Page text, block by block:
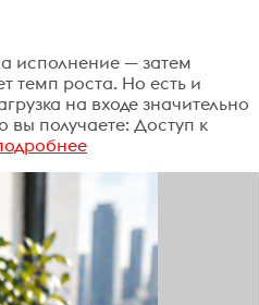
исполнение — затем
темп роста. Но есть и
на входе значительно
вы получаете: Доступ к